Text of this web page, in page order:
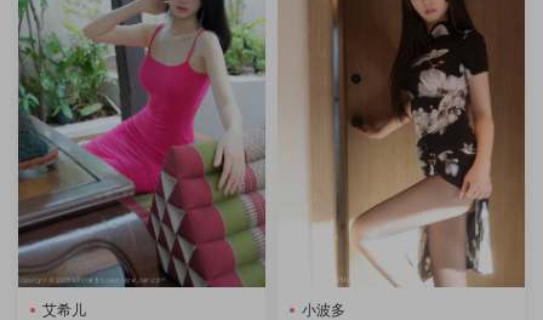
艾希儿 小波多